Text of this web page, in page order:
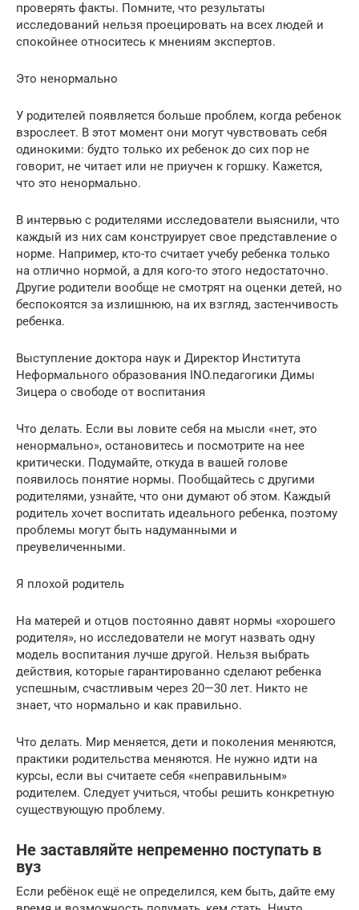
проверять факты. Помните, что результаты
исследований нельзя проецировать на всех людей и
спокойнее относитесь к мнениям экспертов.
Это ненормально
У родителей появляется больше проблем, когда ребенок
взрослеет. В этот момент они могут чувствовать себя
одинокими: будто только их ребенок до сих пор не
говорит, не читает или не приучен к горшку. Кажется,
что это ненормально.
В интервью с родителями исследователи выяснили, что
каждый из них сам конструирует свое представление о
норме. Например, кто-то считает учебу ребенка только
на отлично нормой, а для кого-то этого недостаточно.
Другие родители вообще не смотрят на оценки детей, но
беспокоятся за излишнюю, на их взгляд, застенчивость
ребенка.
Выступление доктора наук и Директор Института
Неформального образования INO.педагогики Димы
Зицера о свободе от воспитания
Что делать. Если вы ловите себя на мысли «нет, это
ненормально», остановитесь и посмотрите на нее
критически. Подумайте, откуда в вашей голове
появилось понятие нормы. Пообщайтесь с другими
родителями, узнайте, что они думают об этом. Каждый
родитель хочет воспитать идеального ребенка, поэтому
проблемы могут быть надуманными и
преувеличенными.
Я плохой родитель
На матерей и отцов постоянно давят нормы «хорошего
родителя», но исследователи не могут назвать одну
модель воспитания лучше другой. Нельзя выбрать
действия, которые гарантированно сделают ребенка
успешным, счастливым через 20—30 лет. Никто не
знает, что нормально и как правильно.
Что делать. Мир меняется, дети и поколения меняются,
практики родительства меняются. Не нужно идти на
курсы, если вы считаете себя «неправильным»
родителем. Следует учиться, чтобы решить конкретную
существующую проблему.
Не заставляйте непременно поступать в
вуз
Если ребёнок ещё не определился, кем быть, дайте ему